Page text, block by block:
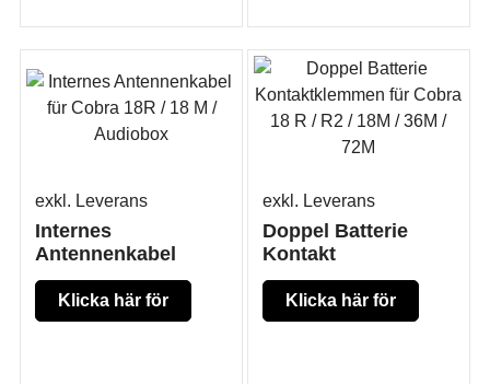
exkl. Leverans
Internes
Antennenkabel
Klicka här för
exkl. Leverans
Doppel Batterie
Kontakt
Klicka här för